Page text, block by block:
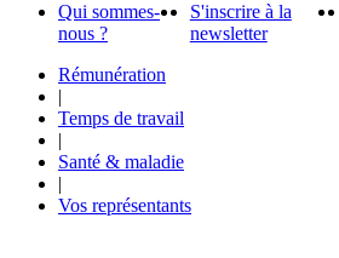
Qui sommes-
nous ?
S'inscrire à la
newsletter
Rémunération
|
Temps de travail
|
Santé & maladie
|
Vos représentants